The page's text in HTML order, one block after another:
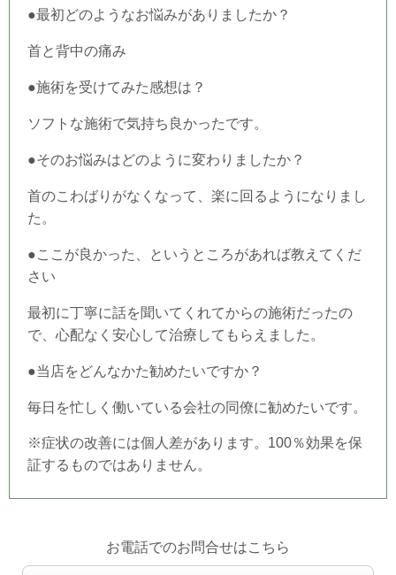
●最初どのようなお悩みがありましたか？
首と背中の痛み
●施術を受けてみた感想は？
ソフトな施術で気持ち良かったです。
●そのお悩みはどのように変わりましたか？
首のこわばりがなくなって、楽に回るようになりまし
た。
●ここが良かった、というところがあれば教えてくだ
さい
最初に丁寧に話を聞いてくれてからの施術だったの
で、心配なく安心して治療してもらえました。
●当店をどんなかた勧めたいですか？
毎日を忙しく働いている会社の同僚に勧めたいです。
※症状の改善には個人差があります。100％効果を保
証するものではありません。
お電話でのお問合せはこちら